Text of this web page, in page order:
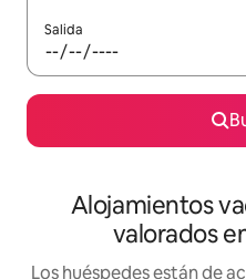
Salida
Alojamientos
valorados
Los huéspedes están de